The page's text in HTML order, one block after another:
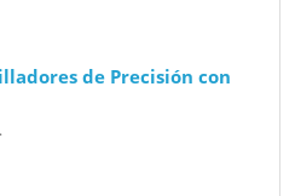
de Precisión con